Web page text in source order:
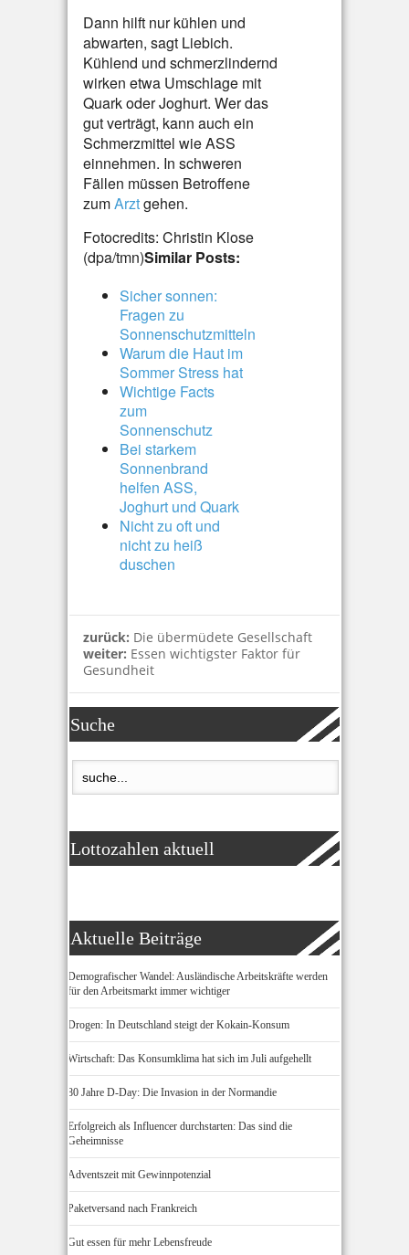
Dann hilft nur kühlen und
abwarten, sagt Liebich.
Kühlend und schmerzlindernd
wirken etwa Umschlage mit
Quark oder Joghurt. Wer das
gut verträgt, kann auch ein
Schmerzmittel wie ASS
einnehmen. In schweren
Fällen müssen Betroffene
zumArztgehen.
Fotocredits: Christin Klose
(dpa/tmn)Similar Posts:
Sicher sonnen:
Fragen zu
Sonnenschutzmitteln
Warum die Haut im
Sommer Stress hat
Wichtige Facts
zum
Sonnenschutz
Bei starkem
Sonnenbrand
helfen ASS,
Joghurt und Quark
Nicht zu oft und
nicht zu heiß
duschen
zurück: Die übermüdete Gesellschaft
weiter: Essen wichtigster Faktor für
Gesundheit
Suche
Lottozahlen aktuell
Aktuelle Beiträge
Demografischer Wandel: Ausländische Arbeitskräfte werden
für den Arbeitsmarkt immer wichtiger
Drogen: In Deutschland steigt der Kokain-Konsum
Wirtschaft: Das Konsumklima hat sich im Juli aufgehellt
80 Jahre D-Day: Die Invasion in der Normandie
Erfolgreich als Influencer durchstarten: Das sind die
Geheimnisse
Adventszeit mit Gewinnpotenzial
Paketversand nach Frankreich
Gut essen für mehr Lebensfreude